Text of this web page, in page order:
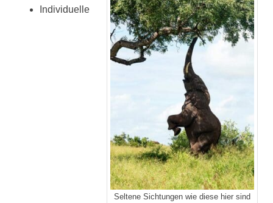
Seltene Sichtungen wie diese hier sind
Individuelle